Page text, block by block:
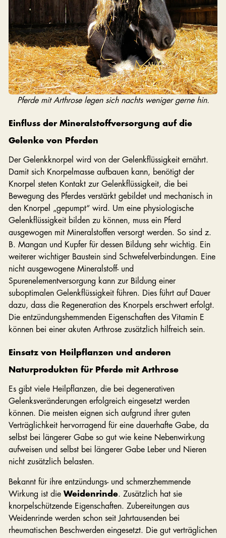
Pferde mit Arthrose legen sich nachts weniger gerne hin.
Einfluss der Mineralstoffversorgung auf die
Gelenke von Pferden
Der Gelenkknorpel wird von der Gelenkflüssigkeit ernährt.
Damit sich Knorpelmasse aufbauen kann, benötigt der
Knorpel steten Kontakt zur Gelenkflüssigkeit, die bei
Bewegung des Pferdes verstärkt gebildet und mechanisch in
den Knorpel „gepumpt“ wird. Um eine physiologische
Gelenkflüssigkeit bilden zu können, muss ein Pferd
ausgewogen mit Mineralstoffen versorgt werden. So sind z.
B. Mangan und Kupfer für dessen Bildung sehr wichtig. Ein
weiterer wichtiger Baustein sind Schwefelverbindungen. Eine
nicht ausgewogene Mineralstoff- und
Spurenelementversorgung kann zur Bildung einer
suboptimalen Gelenkflüssigkeit führen. Dies führt auf Dauer
dazu, dass die Regeneration des Knorpels erschwert erfolgt.
Die entzündungshemmenden Eigenschaften des Vitamin E
können bei einer akuten Arthrose zusätzlich hilfreich sein.
Einsatz von Heilpflanzen und anderen
Naturprodukten für Pferde mit Arthrose
Es gibt viele Heilpflanzen, die bei degenerativen
Gelenksveränderungen erfolgreich eingesetzt werden
können. Die meisten eignen sich aufgrund ihrer guten
Verträglichkeit hervorragend für eine dauerhafte Gabe, da
selbst bei längerer Gabe so gut wie keine Nebenwirkung
aufweisen und selbst bei längerer Gabe Leber und Nieren
nicht zusätzlich belasten.
Bekannt für ihre entzündungs- und schmerzhemmende
Wirkung ist dieWeidenrinde. Zusätzlich hat sie
knorpelschützende Eigenschaften. Zubereitungen aus
Weidenrinde werden schon seit Jahrtausenden bei
rheumatischen Beschwerden eingesetzt. Die gut verträglichen